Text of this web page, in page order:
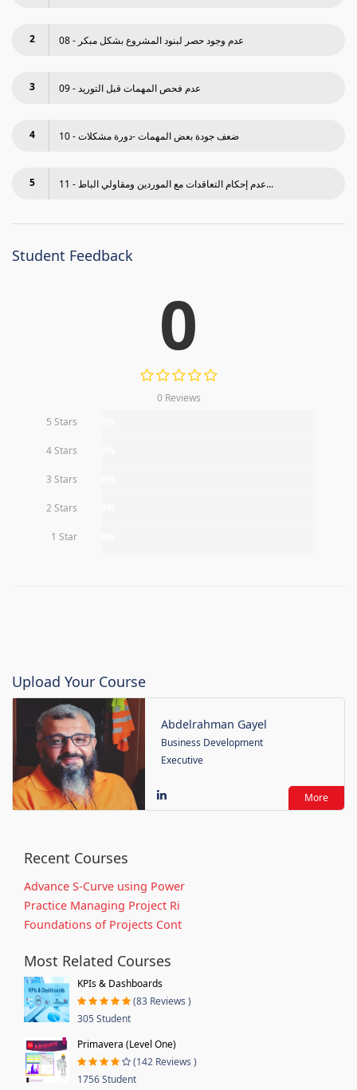
2 08 - عدم وجود حصر لبنود المشروع بشكل مبكر
3 09 - عدم فحص المھمات قبل التوريد
4 10 - ضعف جودة بعض المھمات -دورة مشكلات
5 11 - عدم إحكام التعاقدات مع الموردين ومقاولي الباط...
Student Feedback
0
0 Reviews
5 Stars
4 Stars
3 Stars
2 Stars
1 Star
Upload Your Course
Abdelrahman Gayel
Business Development
Executive
More
Recent Courses
Advance S-Curve using Power
Practice Managing Project Ri
Foundations of Projects Cont
Most Related Courses
KPIs & Dashboards
(83 Reviews )
305 Student
Primavera (Level One)
(142 Reviews )
1756 Student